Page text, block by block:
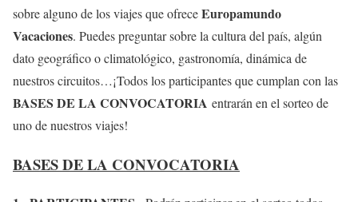
sobre alguno de los viajes que ofreceEuropamundo
Vacaciones. Puedes preguntar sobre la cultura del país, algún
dato geográfico o climatológico, gastronomía, dinámica de
nuestros circuitos…¡Todos los participantes que cumplan con las
BASES DE LA CONVOCATORIA entrarán en el sorteo de
uno de nuestros viajes!
BASES DE LA CONVOCATORIA